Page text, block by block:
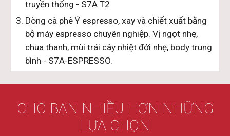
truyền thống - S7A T2
Dòng cà phê Ý espresso, xay và chiết xuất bằng
bộ máy espresso chuyên nghiệp. Vị ngọt nhẹ,
chua thanh, mùi trái cây nhiệt đới nhẹ, body trung
bình - S7A-ESPRESSO.
CHO BẠN NHIỀU HƠN NHỮNG
LỰA CHỌN